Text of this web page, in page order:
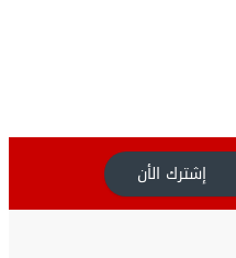
إشترك الأن